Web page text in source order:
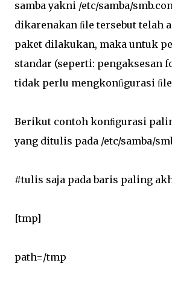
samba yakni /etc/samba/
dikarenakan ﬁle tersebut telah
paket dilakukan, maka untuk
standar (seperti: pengaksesan
tidak perlu mengkonﬁgurasi
Berikut contoh konﬁgurasi
yang ditulis pada /etc/samba/
#tulis saja pada baris paling
[tmp]
path=/tmp